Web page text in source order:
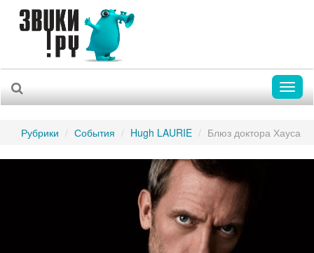
Рубрики События Hugh LAURIE Блюз доктора Хауса